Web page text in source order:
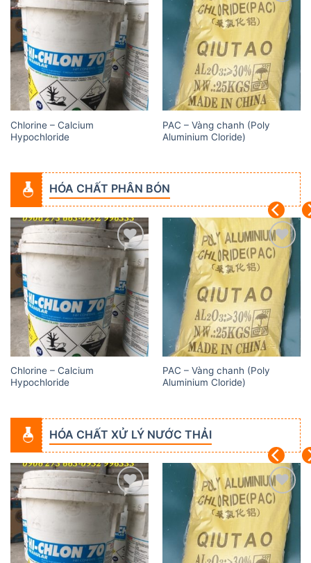
Add to
wishlist
Chlorine – Calcium
Hypochloride
Add to
wishlist
PAC – Vàng chanh (Poly
Aluminium Cloride)
HÓA CHẤT PHÂN BÓN
Add to
wishlist
Chlorine – Calcium
Hypochloride
Add to
wishlist
PAC – Vàng chanh (Poly
Aluminium Cloride)
HÓA CHẤT XỬ LÝ NƯỚC THẢI
Add to
wishlist
Add to
wishlist